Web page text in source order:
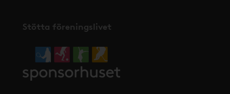
Stötta föreningslivet